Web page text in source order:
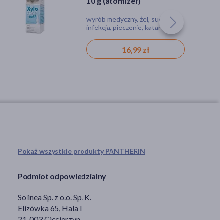
wyrób medyczny, żel, suchość,
infekcja, pieczenie, katar
16,99 zł
krem, alergia, odwodnienie,
podrażnienie, suchość, azs
(atopowe zapalenie skóry), dla
alergików
19,99 zł
Pokaż wszystkie produkty PANTHERIN
Podmiot odpowiedzialny
Solinea Sp. z o.o. Sp. K.
Elizówka 65, Hala I